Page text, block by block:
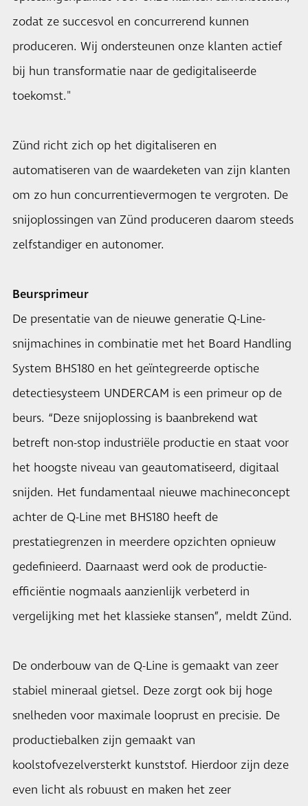
zodat ze succesvol en concurrerend kunnen
produceren. Wij ondersteunen onze klanten actief
bij hun transformatie naar de gedigitaliseerde
toekomst."
Zünd richt zich op het digitaliseren en
automatiseren van de waardeketen van zijn klanten
om zo hun concurrentievermogen te vergroten. De
snijoplossingen van Zünd produceren daarom steeds
zelfstandiger en autonomer.
Beursprimeur
De presentatie van de nieuwe generatie Q-Line-
snijmachines in combinatie met het Board Handling
System BHS180 en het geïntegreerde optische
detectiesysteem UNDERCAM is een primeur op de
beurs. “Deze snijoplossing is baanbrekend wat
betreft non-stop industriële productie en staat voor
het hoogste niveau van geautomatiseerd, digitaal
snijden. Het fundamentaal nieuwe machineconcept
achter de Q-Line met BHS180 heeft de
prestatiegrenzen in meerdere opzichten opnieuw
gedefinieerd. Daarnaast werd ook de productie-
efficiëntie nogmaals aanzienlijk verbeterd in
vergelijking met het klassieke stansen”, meldt Zünd.
De onderbouw van de Q-Line is gemaakt van zeer
stabiel mineraal gietsel. Deze zorgt ook bij hoge
snelheden voor maximale looprust en precisie. De
productiebalken zijn gemaakt van
koolstofvezelversterkt kunststof. Hierdoor zijn deze
even licht als robuust en maken het zeer